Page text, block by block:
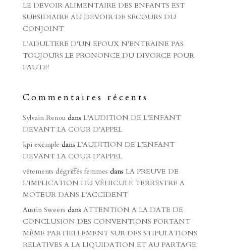
LE DEVOIR ALIMENTAIRE DES ENFANTS EST
SUBSIDIAIRE AU DEVOIR DE SECOURS DU
CONJOINT
L’ADULTERE D’UN EPOUX N’ENTRAINE PAS
TOUJOURS LE PRONONCE DU DIVORCE POUR
FAUTE!
Commentaires récents
Sylvain Renoudans L’AUDITION DE L’ENFANT
DEVANT LA COUR D’APPEL
kpi exemple dans L’AUDITION DE L’ENFANT
DEVANT LA COUR D’APPEL
vêtements dégriffés femmes dans LA PREUVE DE
L’IMPLICATION DU VÉHICULE TERRESTRE A
MOTEUR DANS L’ACCIDENT
Austin Sweers dans ATTENTION A LA DATE DE
CONCLUSION DES CONVENTIONS PORTANT
MÊME PARTIELLEMENT SUR DES STIPULATIONS
RELATIVES A LA LIQUIDATION ET AU PARTAGE